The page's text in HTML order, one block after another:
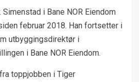
i Bane NOR Eiendom
februar 2018. Han fortsetter i
utbyggingsdirektør i
i Bane NOR Eiendom.
toppjobben i Tiger